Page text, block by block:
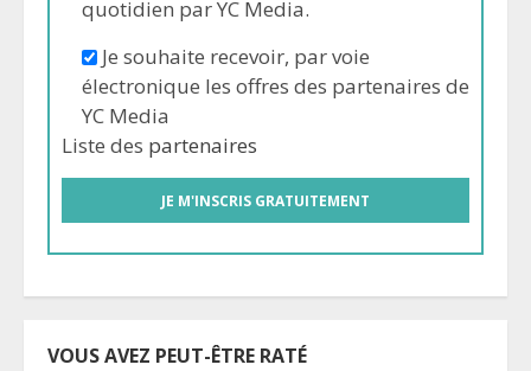
quotidien par YC Media.
Je souhaite recevoir, par voie
électronique les offres des partenaires de
YC Media
Liste des partenaires
VOUS AVEZ PEUT-ÊTRE RATÉ